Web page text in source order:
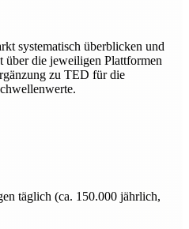
systematisch überblicken und
über die jeweiligen Plattformen
zu TED für die
täglich (ca. 150.000 jährlich,